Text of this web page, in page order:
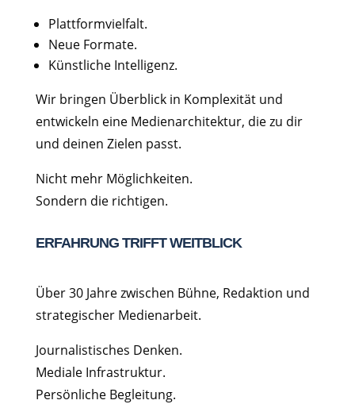
Plattformvielfalt.
Neue Formate.
Künstliche Intelligenz.
Wir bringen Überblick in Komplexität und
entwickeln eine Medienarchitektur, die zu dir
und deinen Zielen passt.
Nicht mehr Möglichkeiten.
Sondern die richtigen.
ERFAHRUNG TRIFFT WEITBLICK
Über 30 Jahre zwischen Bühne, Redaktion und
strategischer Medienarbeit.
Journalistisches Denken.
Mediale Infrastruktur.
Persönliche Begleitung.